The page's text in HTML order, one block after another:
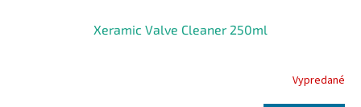
Xeramic Valve Cleaner 250ml
Vypredané